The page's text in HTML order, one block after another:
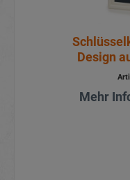
Design
Mehr